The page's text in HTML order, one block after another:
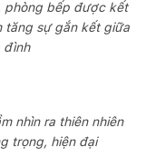
phòng bếp được kết
tăng sự gắn kết giữa
đình
nhìn ra thiên nhiên
trọng, hiện đại